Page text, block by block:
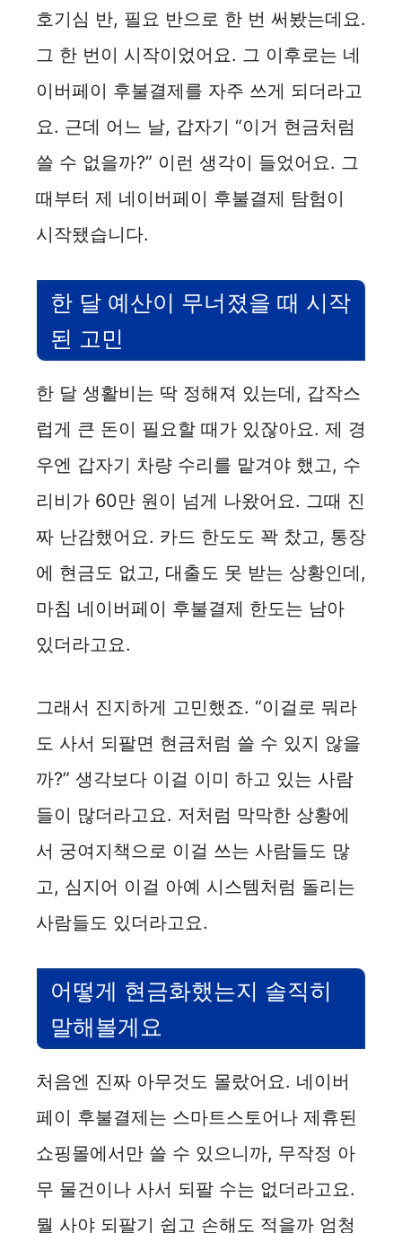
호기심 반, 필요 반으로 한 번 써봤는데요.
그 한 번이 시작이었어요. 그 이후로는 네
이버페이 후불결제를 자주 쓰게 되더라고
요. 근데 어느 날, 갑자기 “이거 현금처럼
쓸 수 없을까?” 이런 생각이 들었어요. 그
때부터 제 네이버페이 후불결제 탐험이
시작됐습니다.
한 달 예산이 무너졌을 때 시작
된 고민
한 달 생활비는 딱 정해져 있는데, 갑작스
럽게 큰 돈이 필요할 때가 있잖아요. 제 경
우엔 갑자기 차량 수리를 맡겨야 했고, 수
리비가 60만 원이 넘게 나왔어요. 그때 진
짜 난감했어요. 카드 한도도 꽉 찼고, 통장
에 현금도 없고, 대출도 못 받는 상황인데,
마침 네이버페이 후불결제 한도는 남아
있더라고요.
그래서 진지하게 고민했죠. “이걸로 뭐라
도 사서 되팔면 현금처럼 쓸 수 있지 않을
까?” 생각보다 이걸 이미 하고 있는 사람
들이 많더라고요. 저처럼 막막한 상황에
서 궁여지책으로 이걸 쓰는 사람들도 많
고, 심지어 이걸 아예 시스템처럼 돌리는
사람들도 있더라고요.
어떻게 현금화했는지 솔직히
말해볼게요
처음엔 진짜 아무것도 몰랐어요. 네이버
페이 후불결제는 스마트스토어나 제휴된
쇼핑몰에서만 쓸 수 있으니까, 무작정 아
무 물건이나 사서 되팔 수는 없더라고요.
뭘 사야 되팔기 쉽고 손해도 적을까 엄청